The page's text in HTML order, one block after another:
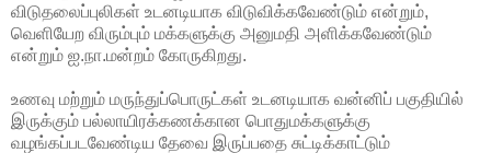
விடுதலைப்புலிகள் உடனடியாக விடுவிக்கவேண்டும் என்றும்,
வெளியேற விரும்பும் மக்களுக்கு அனுமதி அளிக்கவேண்டும்
என்றும் ஐ.நா.மன்றம் கோருகிறது.
உணவு மற்றும் மருந்துப்பொருட்கள் உடனடியாக வன்னிப் பகுதியில்
இருக்கும் பல்லாயிரக்கணக்கான பொதுமக்களுக்கு
வழங்கப்படவேண்டிய தேவை இருப்பதை சுட்டிக்காட்டும்